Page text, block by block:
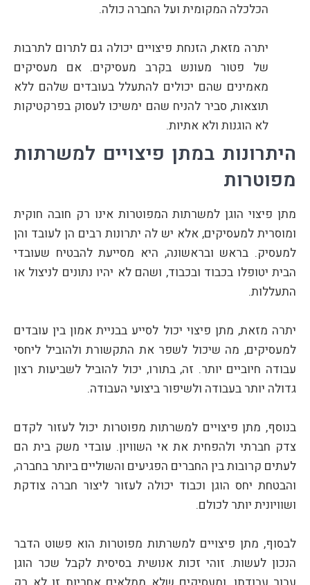
הכלכלה המקומית ועל החברה כולה.
יתרה מזאת, הזנחת פיצויים יכולה גם לתרום לתרבות
של פטור מעונש בקרב מעסיקים. אם מעסיקים
מאמינים שהם יכולים להתעלל בעובדים שלהם ללא
תוצאות, סביר להניח שהם ימשיכו לעסוק בפרקטיקות
לא הוגנות ולא אתיות.
היתרונות במתן פיצויים למשרתות
מפוטרות
מתן פיצוי הוגן למשרתות המפוטרות אינו רק חובה חוקית
ומוסרית למעסיקים, אלא יש לה יתרונות רבים הן לעובד והן
למעסיק. בראש ובראשונה, היא מסייעת להבטיח שעובדי
הבית יטופלו בכבוד ובכבוד, ושהם לא יהיו נתונים לניצול או
התעללות.
יתרה מזאת, מתן פיצוי יכול לסייע בבניית אמון בין עובדים
למעסיקים, מה שיכול לשפר את התקשורת ולהוביל ליחסי
עבודה חיוביים יותר. זה, בתורו, יכול להוביל לשביעות רצון
גדולה יותר בעבודה ולשיפור ביצועי העבודה.
בנוסף, מתן פיצויים למשרתות מפוטרות יכול לעזור לקדם
צדק חברתי ולהפחית את אי השוויון. עובדי משק בית הם
לעתים קרובות בין החברים הפגיעים והשוליים ביותר בחברה,
והבטחת יחס הוגן וכבוד יכולה לעזור ליצור חברה צודקת
ושוויונית יותר לכולם.
לבסוף, מתן פיצויים למשרתות מפוטרות הוא פשוט הדבר
הנכון לעשות. זוהי זכות אנושית בסיסית לקבל שכר הוגן